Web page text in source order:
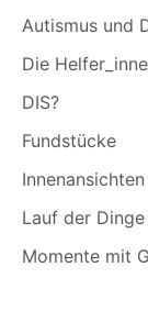
Autismus und
Die
DIS?
Fundstücke
Innenansichten
Lauf der Dinge
Momente mit